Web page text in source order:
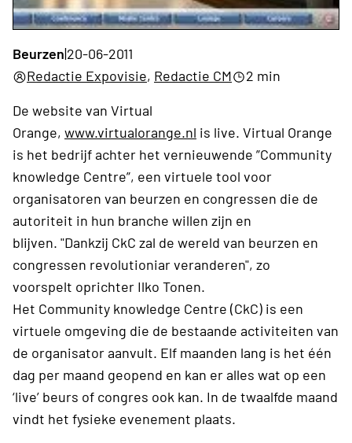
Beurzen|20-06-2011
Redactie Expovisie, Redactie CM
2 min
De website van Virtual
Orange, www.virtualorange.nl is live. Virtual Orange
is het bedrijf achter het vernieuwende ”Community
knowledge Centre”, een virtuele tool voor
organisatoren van beurzen en congressen die de
autoriteit in hun branche willen zijn en
blijven. "Dankzij CkC zal de wereld van beurzen en
congressen revolutioniar veranderen", zo
voorspelt oprichter Ilko Tonen.
Het Community knowledge Centre (CkC) is een
virtuele omgeving die de bestaande activiteiten van
de organisator aanvult. Elf maanden lang is het één
dag per maand geopend en kan er alles wat op een
‘live’ beurs of congres ook kan. In de twaalfde maand
vindt het fysieke evenement plaats.